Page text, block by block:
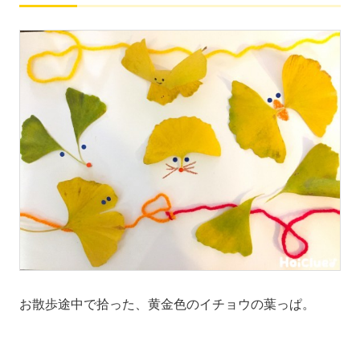
お散歩途中で拾った、黄金色のイチョウの葉っぱ。